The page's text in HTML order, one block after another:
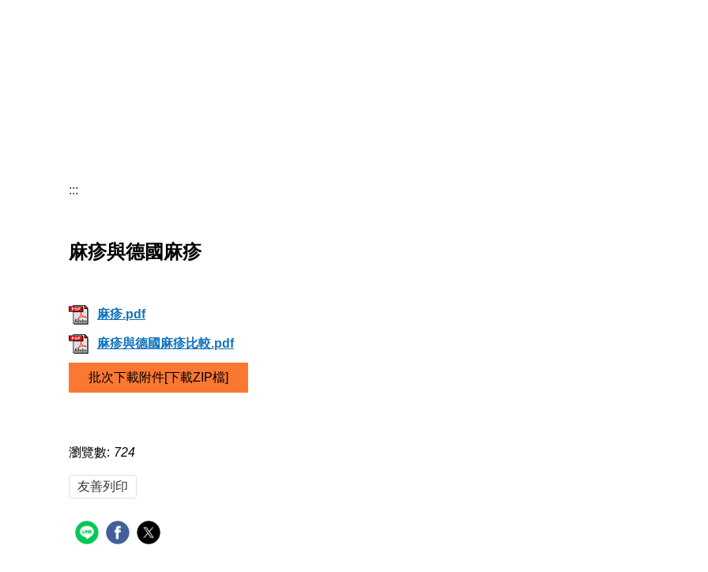
:::
麻疹與德國麻疹
麻疹.pdf
麻疹與德國麻疹比較.pdf
批次下載附件[下載ZIP檔]
瀏覽數: 724
友善列印